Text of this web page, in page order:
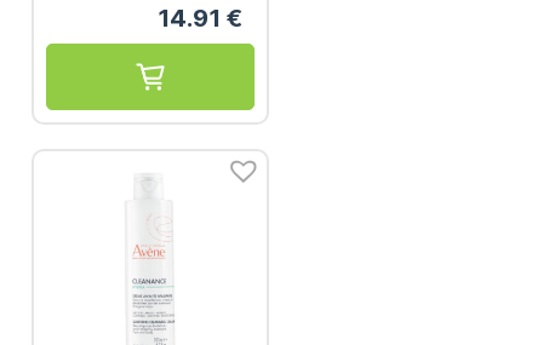
14.91 €